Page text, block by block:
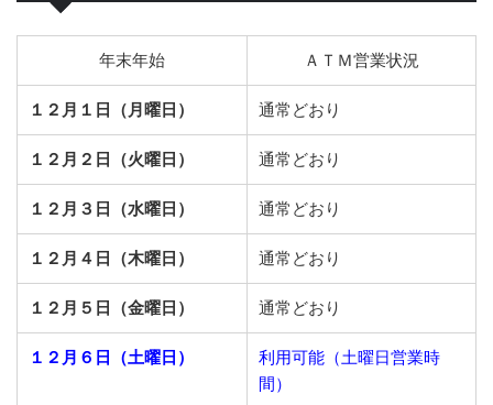
年末年始 ＡＴＭ営業状況
１２月１日（月曜日） 通常どおり
１２月２日（火曜日） 通常どおり
１２月３日（水曜日） 通常どおり
１２月４日（木曜日） 通常どおり
１２月５日（金曜日） 通常どおり
１２月６日（土曜日）
利用可能（土曜日営業時
間）